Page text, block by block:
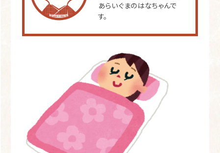
あらいぐまのはなちゃんで
す。